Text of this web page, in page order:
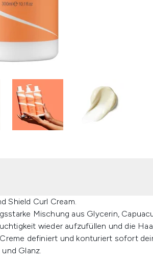
Shield Curl Cream.
Mischung aus Glycerin,
wieder aufzufüllen und die
definiert und konturiert sofort
Glanz.